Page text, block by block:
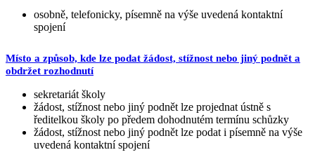
osobně, telefonicky, písemně na výše uvedená kontaktní
spojení
Místo a způsob, kde lze podat žádost, stížnost nebo jiný podnět a
obdržet rozhodnutí
sekretariát školy
žádost, stížnost nebo jiný podnět lze projednat ústně s
ředitelkou školy po předem dohodnutém termínu schůzky
žádost, stížnost nebo jiný podnět lze podat i písemně na výše
uvedená kontaktní spojení